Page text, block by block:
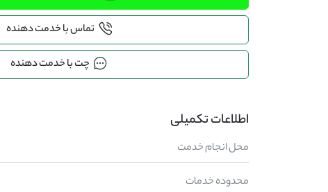
تماس با خدمت دهنده
چت با خدمت دهنده
اطلاعات تکمیلی
محل انجام خدمت
محدوده خدمات